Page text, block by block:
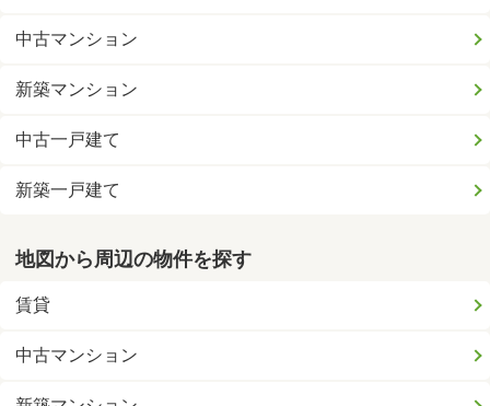
中古マンション
新築マンション
中古一戸建て
新築一戸建て
地図から周辺の物件を探す
賃貸
中古マンション